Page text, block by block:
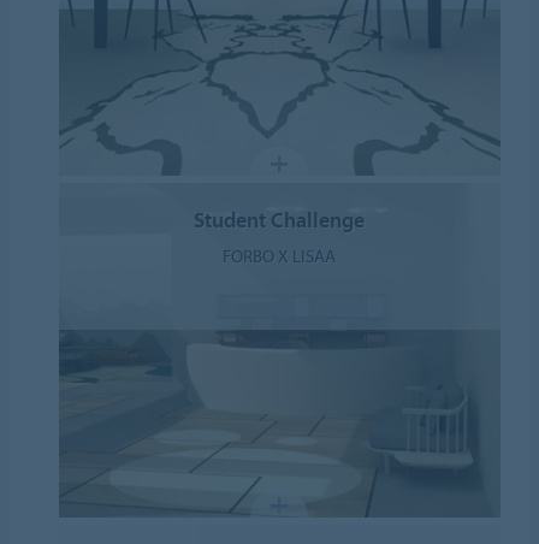
Student Challenge
FORBO X LISAA